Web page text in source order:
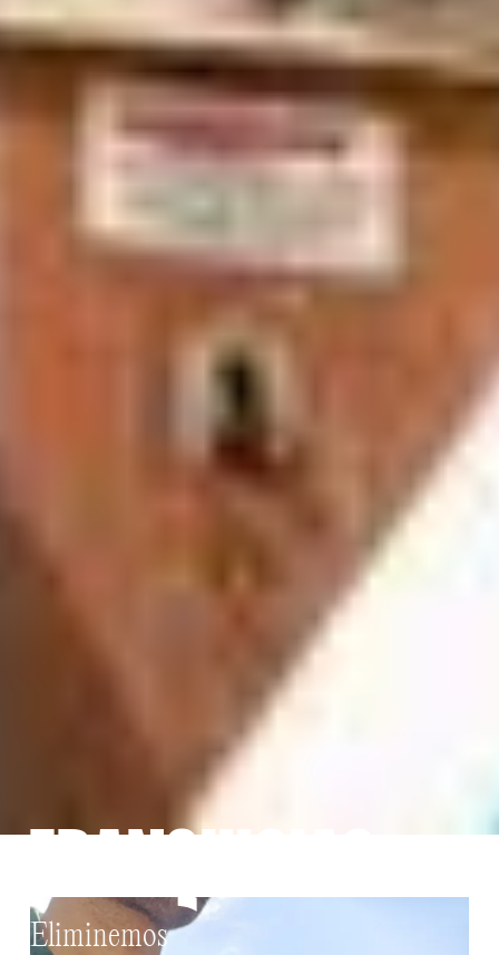
FRANQUICIAS
Eliminemos